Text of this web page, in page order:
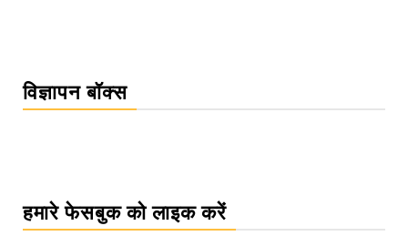
विज्ञापन बॉक्स
हमारे फेसबुक को लाइक करें